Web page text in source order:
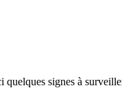
quelques signes à